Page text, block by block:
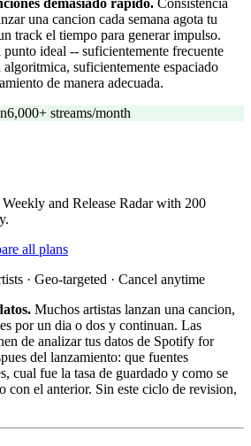
demasiado rapido. Consistencia
una cancion cada semana agota tu
track el tiempo para generar impulso.
punto ideal -- suficientemente frecuente
suficientemente espaciado
de manera adecuada.
6,000+ streams/month
and Release Radar with 200
all plans
· Geo-targeted · Cancel anytime
Muchos artistas lanzan una cancion,
por un dia o dos y continuan. Las
de analizar tus datos de Spotify for
del lanzamiento: que fuentes
cual fue la tasa de guardado y como se
con el anterior. Sin este ciclo de revision,